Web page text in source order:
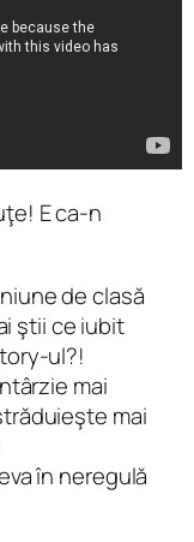
E ca-n
de clasă
ştii ce iubit
ul?!
mai
mai
în neregulă